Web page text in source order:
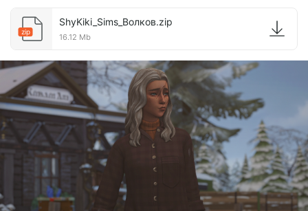
zip
ShyKiki_Sims_Волков.zip
16.12 Mb